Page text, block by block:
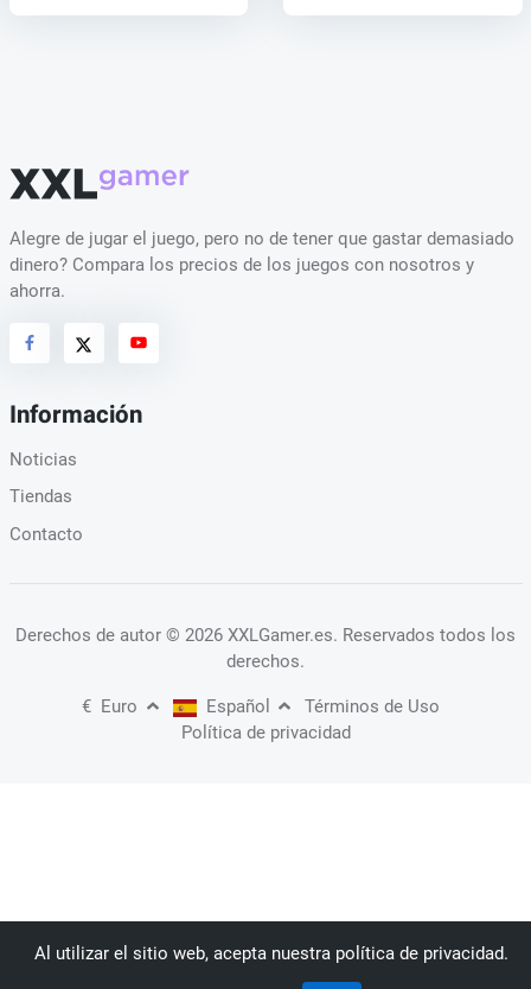
Alegre de jugar el juego, pero no de tener que gastar demasiado
dinero? Compara los precios de los juegos con nosotros y
ahorra.
Información
Noticias
Tiendas
Contacto
Derechos de autor © 2026 XXLGamer.es. Reservados todos los
derechos.
€ Euro Español
Términos de Uso
Política de privacidad
Al utilizar el sitio web, acepta nuestra política de privacidad.